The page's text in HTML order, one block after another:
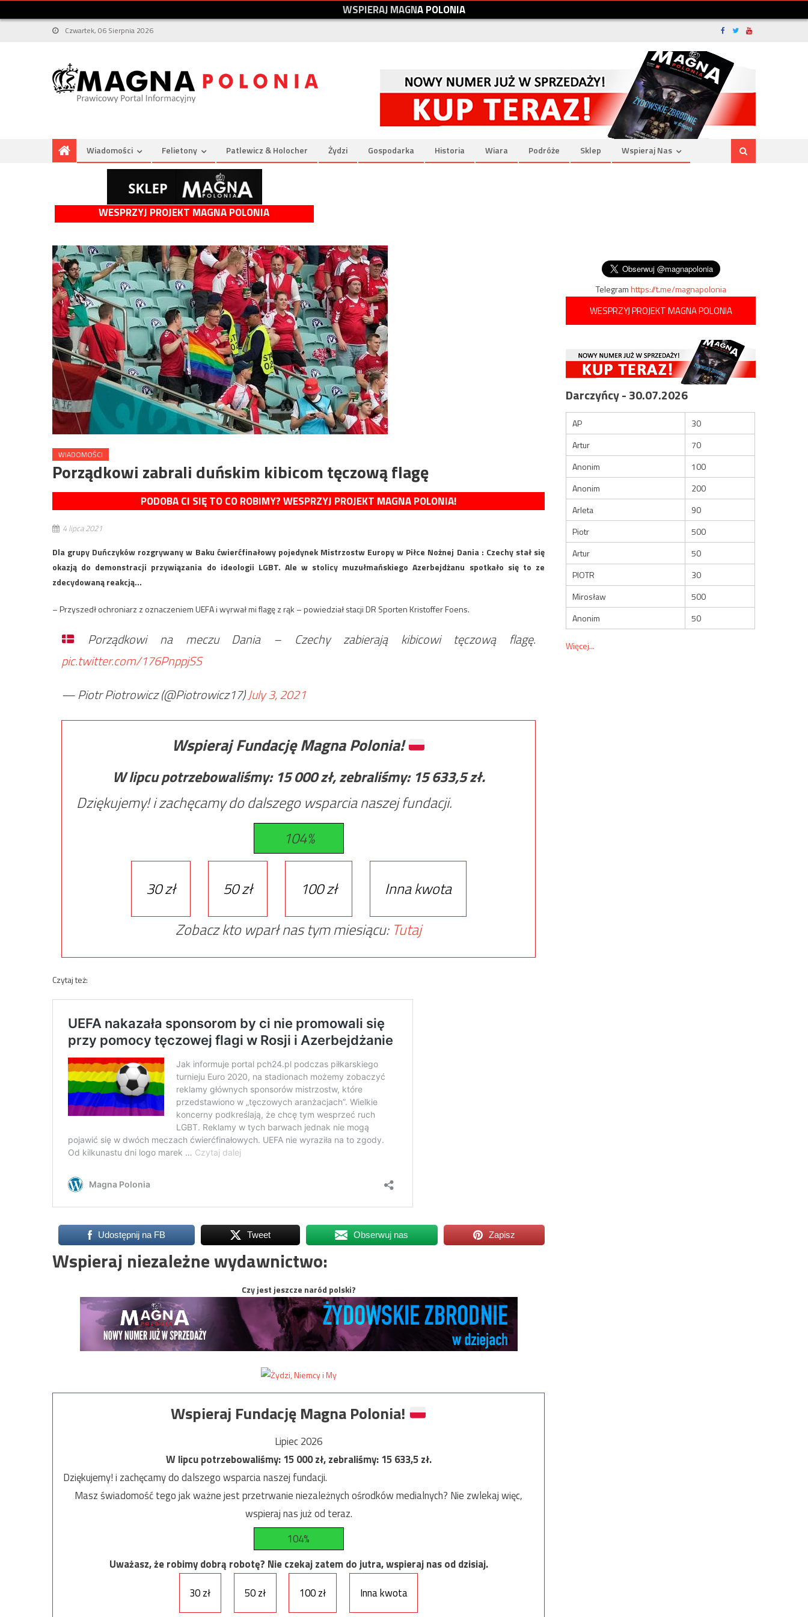
WSPIERAJMAGNAPOLONIA
Czwartek, 06 Sierpnia 2026
Wiadomości Felietony Patlewicz & Holocher Żydzi Gospodarka Historia Wiara Podróże Sklep Wspieraj Nas
WESPRZYJ PROJEKT MAGNA POLONIA
WIADOMOŚCI
Porządkowi zabrali duńskim kibicom tęczową flagę
PODOBA CI SIĘ TO CO ROBIMY? WESPRZYJ PROJEKT MAGNA POLONIA!
4 lipca 2021
Dla grupy Duńczyków rozgrywany w Baku ćwierćfinałowy pojedynek Mistrzostw Europy w Piłce Nożnej Dania : Czechy stał się
okazją do demonstracji przywiązania do ideologii LGBT. Ale w stolicy muzułmańskiego Azerbejdżanu spotkało się to ze
zdecydowaną reakcją…
– Przyszedł ochroniarz z oznaczeniem UEFA i wyrwał mi flagę z rąk – powiedział stacji DR Sporten Kristoffer Foens.
Porządkowi na meczu Dania – Czechy zabierają kibicowi tęczową flagę.
pic.twitter.com/176PnppjSS
— Piotr Piotrowicz (@Piotrowicz17)July 3, 2021
Wspieraj Fundację Magna Polonia!
W lipcu potrzebowaliśmy: 15 000zł, zebraliśmy: 15 633,5zł.
Dziękujemy! i zachęcamy do dalszego wsparcia naszej fundacji.
104%
30 zł 50 zł 100 zł
Inna kwota
Zobacz kto wparł nas tym miesiącu: Tutaj
Czytaj też:
Udostępnij na FB Tweet Obserwuj nas Zapisz
Wspieraj niezależne wydawnictwo:
Czy jest jeszcze naród polski?
Wspieraj Fundację Magna Polonia!
Lipiec 2026
W lipcu potrzebowaliśmy:15 000zł, zebraliśmy:15 633,5zł.
Dziękujemy! i zachęcamy do dalszego wsparcia naszej fundacji.
Masz świadomość tego jak ważne jest przetrwanie niezależnych ośrodków medialnych? Nie zwlekaj więc,
wspieraj nas już od teraz.
104%
Uważasz, że robimy dobrą robotę? Nie czekaj zatem do jutra, wspieraj nas od dzisiaj.
30 zł
50 zł 100 zł
Inna kwota
Telegramhttps://t.me/magnapolonia
WESPRZYJ PROJEKT MAGNA POLONIA
Darczyńcy - 30.07.2026
AP
30
Artur
70
Anonim
100
Anonim
200
Arleta
90
Piotr
500
Artur
50
PIOTR
30
Mirosław
500
Anonim
50
Więcej...